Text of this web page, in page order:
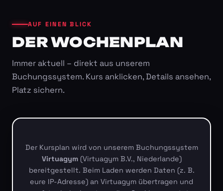
AUF EINEN BLICK
DER WOCHENPLAN
Immer aktuell – direkt aus unserem
Buchungssystem. Kurs anklicken, Details ansehen,
Platz sichern.
Der Kursplan wird von unserem Buchungssystem
Virtuagym(Virtuagym B.V., Niederlande)
bereitgestellt. Beim Laden werden Daten (z. B.
eure IP-Adresse) an Virtuagym übertragen und